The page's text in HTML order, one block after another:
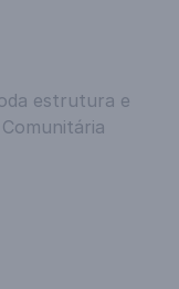
estrutura e